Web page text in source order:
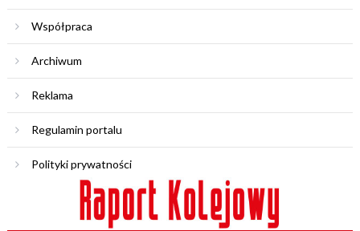
Współpraca
Archiwum
Reklama
Regulamin portalu
Polityki prywatności